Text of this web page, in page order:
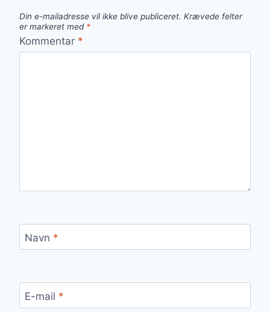
Din e-mailadresse vil ikke blive publiceret. Krævede felter
er markeret med *
Kommentar *
Navn *
E-mail *